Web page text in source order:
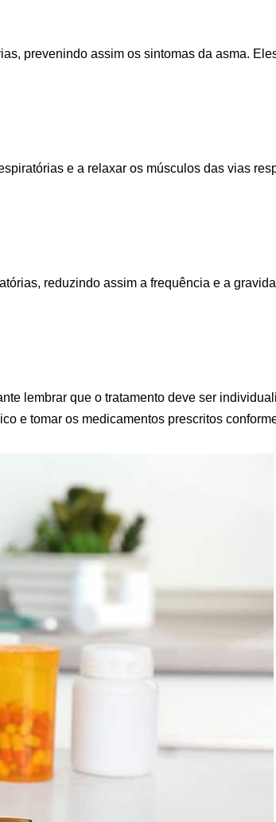
prevenindo assim os sintomas da asma.
e a relaxar os músculos das vias
reduzindo assim a frequência e a
lembrar que o tratamento deve ser
e tomar os medicamentos prescritos